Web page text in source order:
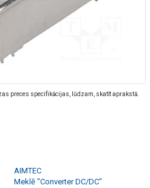
preces specifikācijas, lūdzam, skatīt aprakstā.
AIMTEC
Meklē "Converter DC/DC"